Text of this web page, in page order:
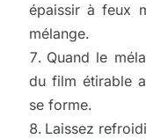
épaissir à feux
mélange.
Quand le
du film étirable
se forme.
Laissez